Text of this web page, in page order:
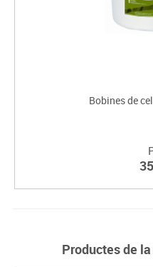
Bobines de
Productes de